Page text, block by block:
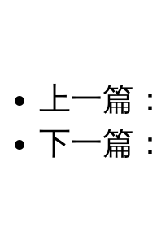
上一篇：
下一篇：